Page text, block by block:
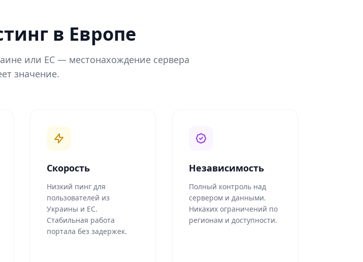
в Европе
или ЕС — местонахождение сервера
значение.
Скорость
Низкий пинг для
пользователей из
Украины и ЕС.
Стабильная работа
портала без задержек.
Независимость
Полный контроль над
сервером и данными.
Никаких ограничений по
регионам и доступности.